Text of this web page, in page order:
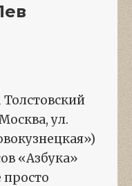
ул.
«Азбука»
просто